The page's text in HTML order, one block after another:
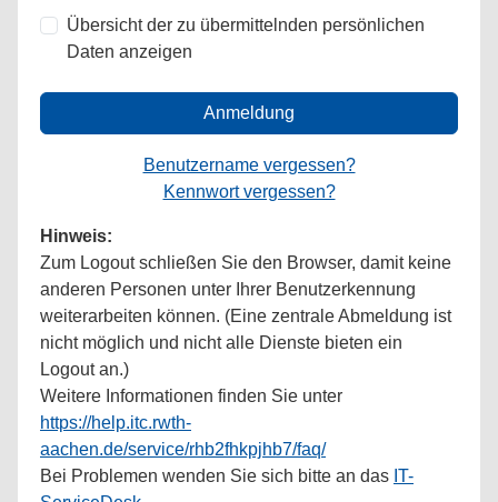
Übersicht der zu übermittelnden persönlichen
Daten anzeigen
Anmeldung
Benutzername vergessen?
Kennwort vergessen?
Hinweis:
Zum Logout schließen Sie den Browser, damit keine
anderen Personen unter Ihrer Benutzerkennung
weiterarbeiten können. (Eine zentrale Abmeldung ist
nicht möglich und nicht alle Dienste bieten ein
Logout an.)
Weitere Informationen finden Sie unter
https://help.itc.rwth-
aachen.de/service/rhb2fhkpjhb7/faq/
Bei Problemen wenden Sie sich bitte an das IT-